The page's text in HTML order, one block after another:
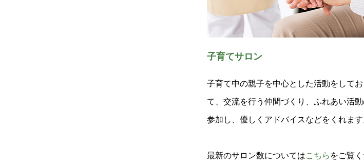
子育てサロン
子育て中の親子を中心とした活動をして
て、交流を行う仲間づくり、ふれあい活
参加し、優しくアドバイスなどをくれます
最新のサロン数についてはこちらをご覧く